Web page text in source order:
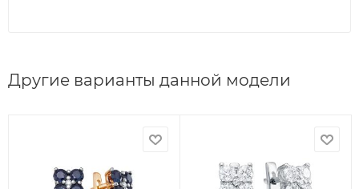
Другие варианты данной модели